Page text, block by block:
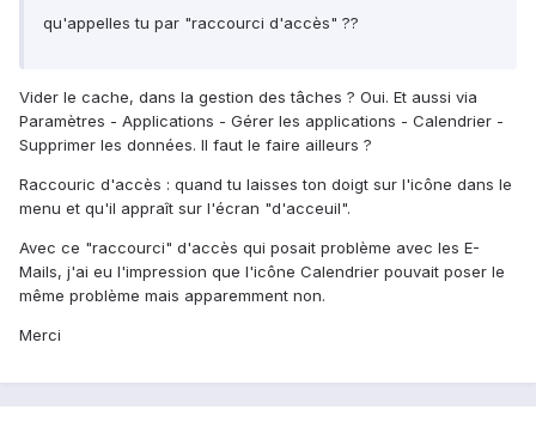
qu'appelles tu par "raccourci d'accès" ??
Vider le cache, dans la gestion des tâches ? Oui. Et aussi via
Paramètres - Applications - Gérer les applications - Calendrier -
Supprimer les données. Il faut le faire ailleurs ?
Raccouric d'accès : quand tu laisses ton doigt sur l'icône dans le
menu et qu'il appraît sur l'écran "d'acceuil".
Avec ce "raccourci" d'accès qui posait problème avec les E-
Mails, j'ai eu l'impression que l'icône Calendrier pouvait poser le
même problème mais apparemment non.
Merci